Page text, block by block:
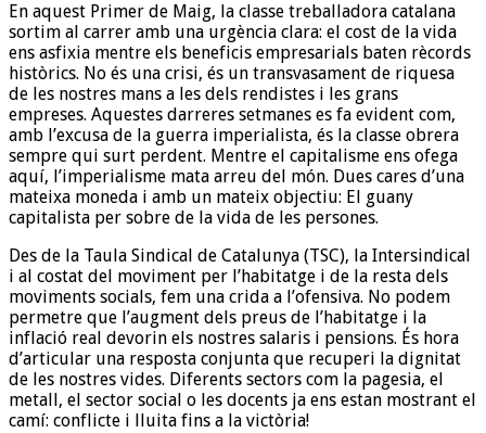
En aquest Primer de Maig, la classe treballadora catalana
sortim al carrer amb una urgència clara: el cost de la vida
ens asfixia mentre els beneficis empresarials baten rècords
històrics. No és una crisi, és un transvasament de riquesa
de les nostres mans a les dels rendistes i les grans
empreses. Aquestes darreres setmanes es fa evident com,
amb l’excusa de la guerra imperialista, és la classe obrera
sempre qui surt perdent. Mentre el capitalisme ens ofega
aquí, l’imperialisme mata arreu del món. Dues cares d’una
mateixa moneda i amb un mateix objectiu: El guany
capitalista per sobre de la vida de les persones.
Des de la Taula Sindical de Catalunya (TSC), la Intersindical
i al costat del moviment per l’habitatge i de la resta dels
moviments socials, fem una crida a l’ofensiva. No podem
permetre que l’augment dels preus de l’habitatge i la
inflació real devorin els nostres salaris i pensions. És hora
d’articular una resposta conjunta que recuperi la dignitat
de les nostres vides. Diferents sectors com la pagesia, el
metall, el sector social o les docents ja ens estan mostrant el
camí: conflicte i lluita fins a la victòria!